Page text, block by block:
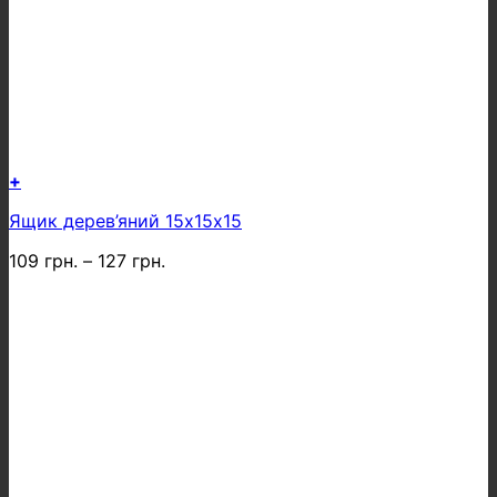
+
товар
кілька
Ящик дерев’яний 15х15х15
109 грн. – 127 грн.